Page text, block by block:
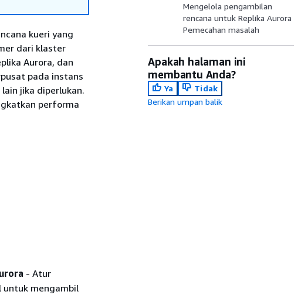
kueri yang
dari klaster
Aurora, dan
pada instans
jika diperlukan.
performa
- Atur
untuk mengambil
Mengelola pengambilan
rencana untuk Replika Aurora
Pemecahan masalah
Apakah halaman ini
membantu Anda?
Ya
Tidak
Berikan umpan balik